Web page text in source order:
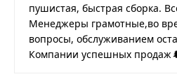
пушистая, быстрая сборка.
Менеджеры грамотные,во
вопросы, обслуживанием
Компании успешных